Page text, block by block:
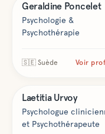
Geraldine Poncelet
Psychologie &
Psychothérapie
🇸🇪 Suède Voir
Santé & bien-être
Laetitia Urvoy
Psychologue
et Psychothérapeute